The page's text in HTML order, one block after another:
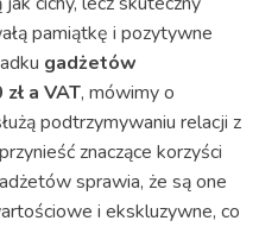
pamiątkę i pozytywne
gadżetów
a VAT, mówimy o
podtrzymywaniu relacji z
znaczące korzyści
sprawia, że są one
i ekskluzywne, co